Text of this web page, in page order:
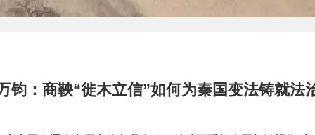
钧：商鞅“徙木立信”如何为秦国变法铸就法